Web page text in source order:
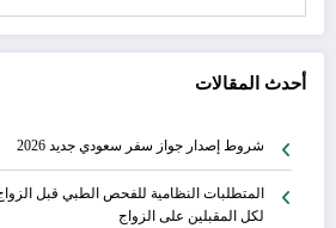
أحدث المقالات
شروط إصدار جواز سفر سعودي جديد 2026
المتطلبات النظامية للفحص الطبي قبل
لكل المقبلين على الزواج